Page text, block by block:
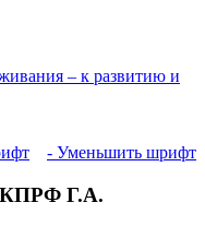
- Уменьшить шрифт
КПРФ Г.А.